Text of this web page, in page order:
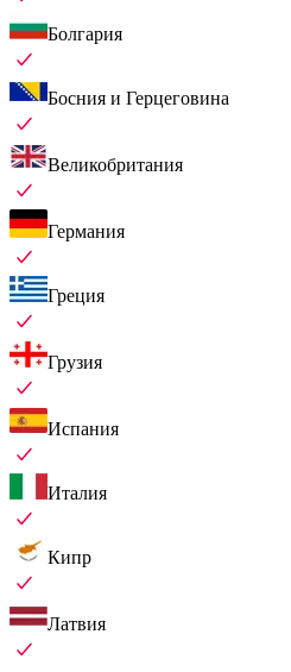
Болгария
Босния и Герцеговина
Великобритания
Германия
Греция
Грузия
Испания
Италия
Кипр
Латвия